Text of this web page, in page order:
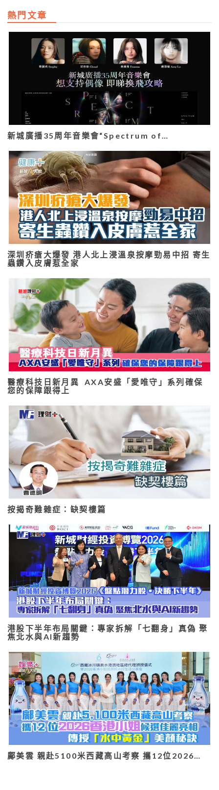
熱門文章
新城廣播35周年音樂會“Spectrum of…
深圳疥瘡大爆發 港人北上浸溫泉按摩勁易中招 寄生
蟲鑽入皮膚惹全家
醫療科技日新月異 AXA安盛「愛唯守」系列確保
您的保障跟得上
按揭奇難雜症：缺契樓篇
港股下半年布局關鍵：專家拆解「七翻身」真偽 聚
焦北水與AI新趨勢
鄺美雲 親赴5100米西藏高山考察 攜12位2026…